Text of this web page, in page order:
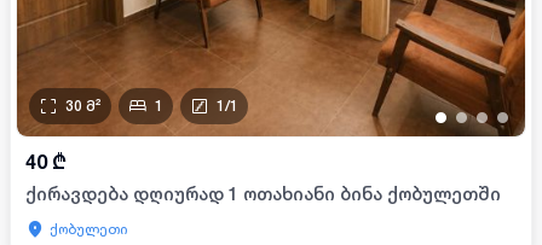
••• •
30 მ² 1 1 /1
40 ₾
ქირავდება დღიურად 1 ოთახიანი ბინა ქობულეთში
ქობულეთი